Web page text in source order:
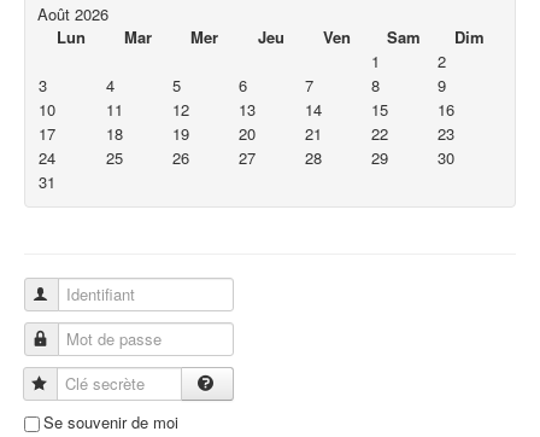
Août 2026
Lun
Mar Mer Jeu Ven Sam
Dim
1
2
3
4 5 6 7 8
9
10
11 12 13 14 15
16
17
18 19 20 21 22
23
24
25 26 27 28 29
30
31
Identifiant
Mot de passe
Clé secrète
Se souvenir de moi